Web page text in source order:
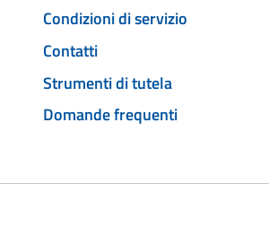
Condizioni di servizio
Contatti
Strumenti di tutela
Domande frequenti